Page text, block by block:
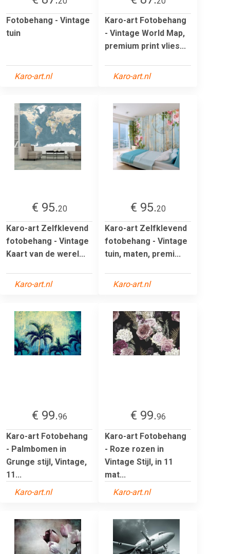
Fotobehang - Vintage
tuin
Karo-art.nl
Karo-art Fotobehang
- Vintage World Map,
premium print vlies...
Karo-art.nl
€ 95.20
Karo-art Zelfklevend
fotobehang - Vintage
Kaart van de werel...
Karo-art.nl
€ 95.20
Karo-art Zelfklevend
fotobehang - Vintage
tuin, maten, premi...
Karo-art.nl
€ 99.96
Karo-art Fotobehang
- Palmbomen in
Grunge stijl, Vintage,
11...
Karo-art.nl
€ 99.96
Karo-art Fotobehang
- Roze rozen in
Vintage Stijl, in 11
mat...
Karo-art.nl